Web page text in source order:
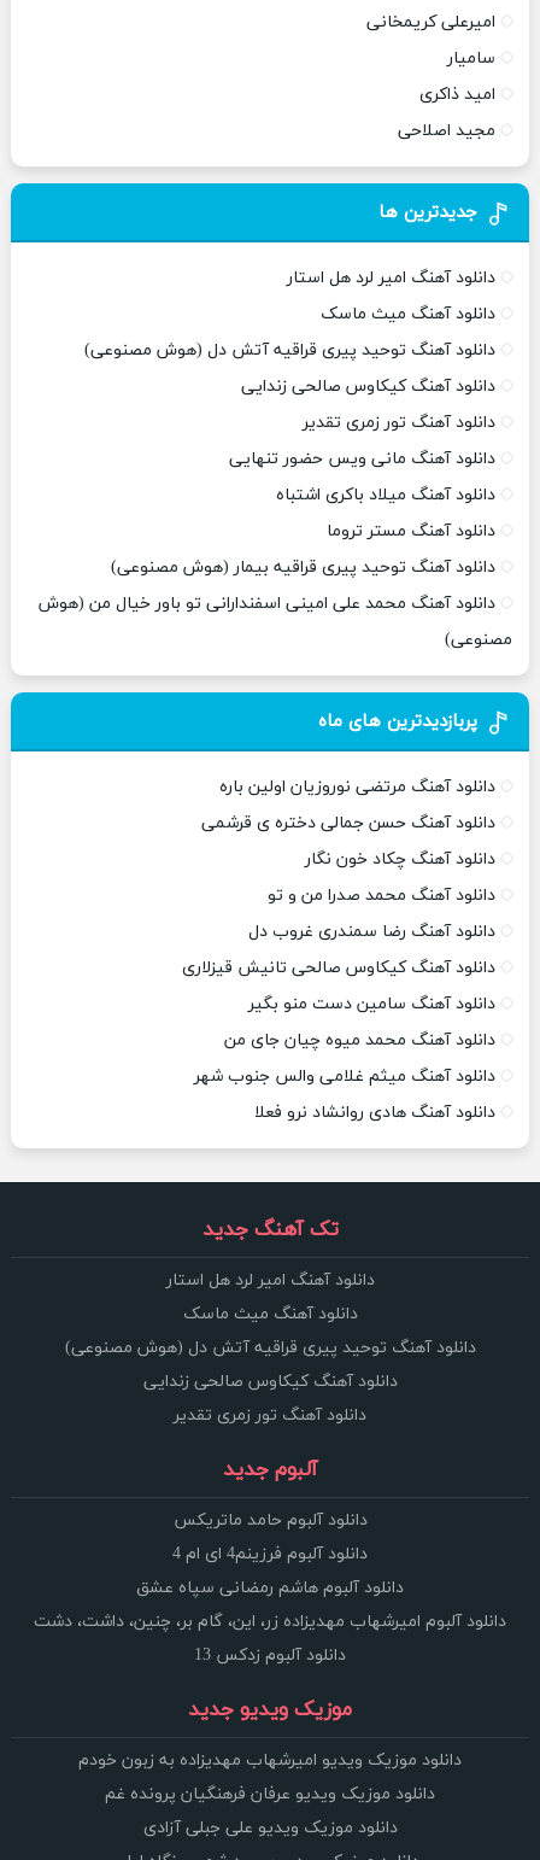
امیرعلی کریمخانی
سامیار
امید ذاکری
مجید اصلاحی
جدیدترین ها
دانلود آهنگ امیر لرد هل استار
دانلود آهنگ میث ماسک
دانلود آهنگ توحید پیری قراقیه آتش دل (هوش مصنوعی)
دانلود آهنگ کیکاوس صالحی زندایی
دانلود آهنگ تور زمری تقدیر
دانلود آهنگ مانی ویس حضور تنهایی
دانلود آهنگ میلاد باکری اشتباه
دانلود آهنگ مستر تروما
دانلود آهنگ توحید پیری قراقیه بیمار (هوش مصنوعی)
دانلود آهنگ محمد علی امینی اسفندارانی تو باور خیال من (هوش
مصنوعی)
پربازدیدترین های ماه
دانلود آهنگ مرتضی نوروزیان اولین باره
دانلود آهنگ حسن جمالی دختره ی قرشمی
دانلود آهنگ چکاد خون نگار
دانلود آهنگ محمد صدرا من و تو
دانلود آهنگ رضا سمندری غروب دل
دانلود آهنگ کیکاوس صالحی تانیش قیزلاری
دانلود آهنگ سامین دست منو بگیر
دانلود آهنگ محمد میوه چیان جای من
دانلود آهنگ میثم غلامی والس جنوب شهر
دانلود آهنگ هادی روانشاد نرو فعلا
تک آهنگ جدید
دانلود آهنگ امیر لرد هل استار
دانلود آهنگ میث ماسک
دانلود آهنگ توحید پیری قراقیه آتش دل (هوش مصنوعی)
دانلود آهنگ کیکاوس صالحی زندایی
دانلود آهنگ تور زمری تقدیر
آلبوم جدید
دانلود آلبوم حامد ماتریکس
دانلود آلبوم فرزینم4 ای ام 4
دانلود آلبوم هاشم رمضانی سپاه عشق
دانلود آلبوم امیرشهاب مهدیزاده زر، این، گام بر، چنین، داشت، دشت
دانلود آلبوم زدکس 13
موزیک ویدیو جدید
دانلود موزیک ویدیو امیرشهاب مهدیزاده به زبون خودم
دانلود موزیک ویدیو عرفان فرهنگیان پرونده غم
دانلود موزیک ویدیو علی جبلی آزادی